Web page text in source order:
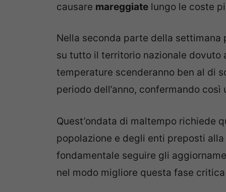
causare mareggiate lungo le coste
Nella seconda parte della settimana
su tutto il territorio nazionale dovuto
temperature scenderanno ben al di
periodo dell’anno, confermando così
Quest’ondata di maltempo richiede
popolazione e degli enti preposti
fondamentale seguire gli
nel modo migliore questa fase